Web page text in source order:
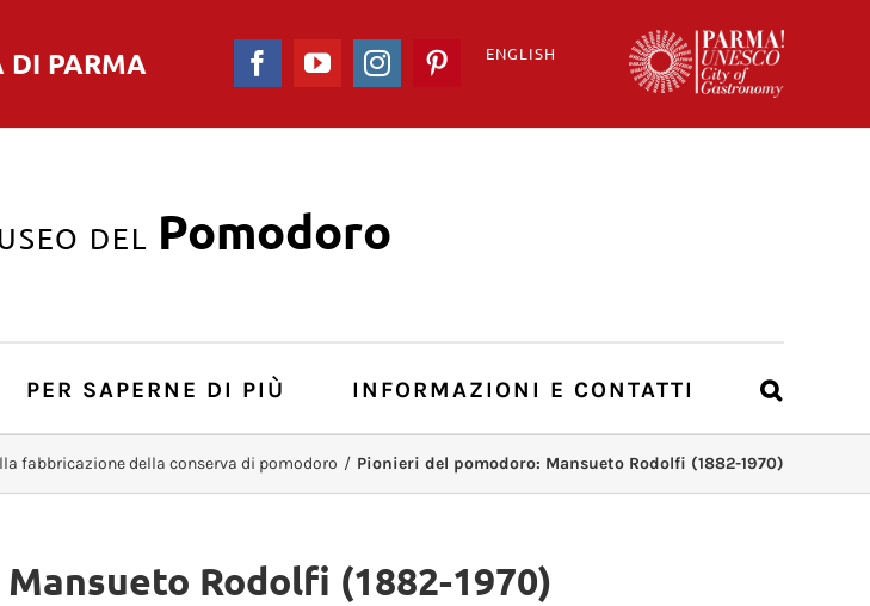
DI PARMA ENGLISH
FacebookYouTubeInstagramPinterest
DEL Pomodoro
PER SAPERNE DI PIÙ INFORMAZIONI E CONTATTI
Rodolfi (1882-1970)
fabbricazione della conserva di pomodoro / Pionieri del pomodoro: Mansueto Rodolfi (1882-1970)